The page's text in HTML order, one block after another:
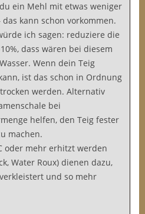
ein Mehl mit etwas weniger
kann schon vorkommen.
ich sagen: reduziere die
dass wären bei diesem
Wenn dein Teig
ist das schon in Ordnung
werden. Alternativ
bei
helfen, den Teig fester
machen.
oder mehr erhitzt werden
Water Roux) dienen dazu,
und so mehr